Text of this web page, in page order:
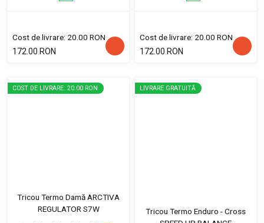
Cost de livrare: 20.00 RON
172.00 RON
Cost de livrare: 20.00 RON
172.00 RON
COST DE LIVRARE: 20.00 RON
Tricou Termo Damă ARCTIVA
REGULATOR S7W
LIVRARE GRATUITĂ
Tricou Termo Enduro - Cross